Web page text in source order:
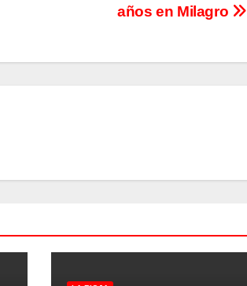
años en Milagro